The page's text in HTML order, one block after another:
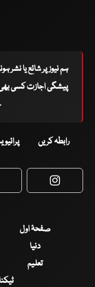
ہم نیوز پر شائع یا نشر
پیشگی اجازت کسی بھی
رابطہ کریں
صفحۂ اول
دنیا
تعلیم